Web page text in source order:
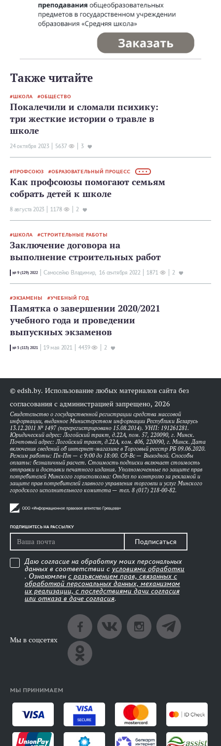
Также читайте
ШКОЛА ОБЩЕСТВО
Покалечили и сломали психику:
три жесткие истории о травле в
школе
24 октября 2023 5637 3
ПРОФСОЮЗ ОБРАЗОВАТЕЛЬНЫЙ ПРОЦЕСС • • •
Как профсоюзы помогают семьям
собрать детей к школе
8 августа 2023 1178 2
ШКОЛА СТРОИТЕЛЬНЫЕ РАБОТЫ
Заключение договора на
выполнение строительных работ
№ 9 (129) 2022 Самосейко Владимир, 16 сентября 2022 1871 2
ЭКЗАМЕНЫ УЧЕБНЫЙ ГОД
Памятка о завершении 2020/2021
учебного года и проведении
выпускных экзаменов
№ 5 (113) 2021 19 мая 2021 4439 2
© edsh.by. Использование любых материалов сайта без
согласования с администрацией запрещено, 2026
Свидетельство о государственной регистрации средства массовой
информации, выданное Министерством информации Республики Беларусь
13.12.2011 № 1497 (перерегистрировано 15.08.2014). УНП: 191261281.
Юридический адрес: Логойский тракт, д.22А, пом. 57, 220090, г. Минск.
Почтовый адрес: Логойский тракт, д.22А, ком. 406, 220090, г. Минск. Дата
включения сведений об интернет-магазине в Торговый реестр РБ 09.06.2020.
Режим работы: Пн-Пт — с 9:00 до 18:00. Сб-Вс — Выходной. Способы
оплаты: безналичный расчет. Стоимость подписки включает стоимость
отправки и доставки печатного издания. Уполномоченные по защите прав
потребителей Минского горисполкома: Отдел по контролю за рекламой и
защите прав потребителей главного управления торговли и услуг Минского
городского исполнительного комитета — тел. 8 (017) 218-00-82.
ПОДПИШИТЕСЬ НА РАССЫЛКУ
Подписаться
Даю согласие на обработку моих персональных
данных в соответствии с условиями обработки
. Ознакомлен с разъяснением прав, связанных с
обработкой персональных данных, механизмом
их реализации, с последствиями дачи согласия
или отказа в даче согласия.
Мы в соцсетях
МЫ ПРИНИМАЕМ